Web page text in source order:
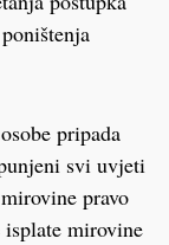
pripada
svi uvjeti
pravo
isplate mirovine